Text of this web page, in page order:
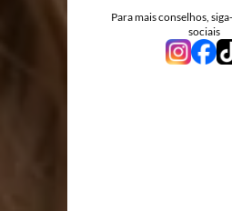
Para mais conselhos,
sociais